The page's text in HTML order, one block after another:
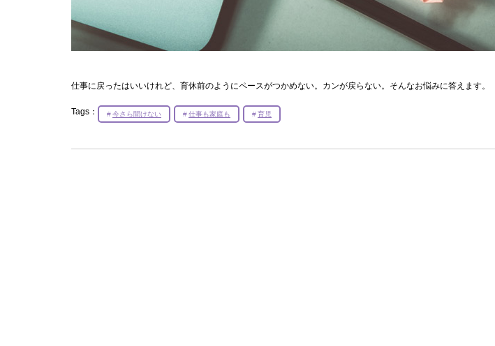
仕事に戻ったはいいけれど、育休前のようにペースがつかめない。カンが戻らない。そんなお悩みに答えます。
Tags： 今さら聞けない 仕事も家庭も 育児